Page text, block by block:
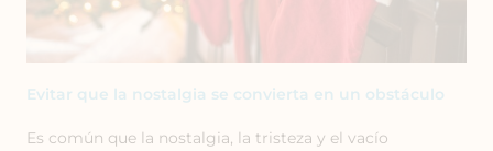
Evitar que la nostalgia se convierta en un obstáculo
Es común que la nostalgia, la tristeza y el vacío